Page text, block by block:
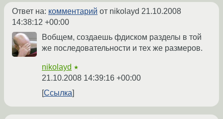
Ответ на: комментарий от nikolayd 21.10.2008
14:38:12 +00:00
Вобщем, создаешь фдиском разделы в той
же последовательности и тех же размеров.
nikolayd ★
21.10.2008 14:39:16 +00:00
Ссылка